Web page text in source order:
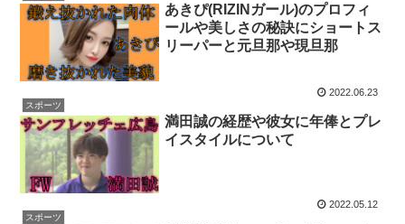
あきぴ(RIZINガール)のプロフィ
ールや美しさの秘訣にショートス
リーパーと元旦那や現旦那
2022.06.23
スポーツ
満田誠の経歴や彼女に年俸とプレ
イスタイルについて
2022.05.12
スポーツ